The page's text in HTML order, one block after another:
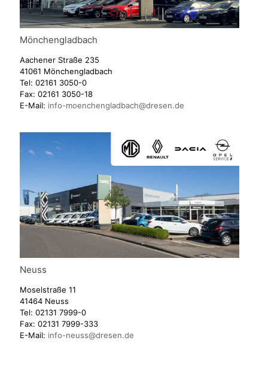
Mönchengladbach
Aachener Straße 235
41061 Mönchengladbach
Tel: 02161 3050-0
Fax: 02161 3050-18
E-Mail: info-moenchengladbach@dresen.de
Neuss
Moselstraße 11
41464 Neuss
Tel: 02131 7999-0
Fax: 02131 7999-333
E-Mail: info-neuss@dresen.de